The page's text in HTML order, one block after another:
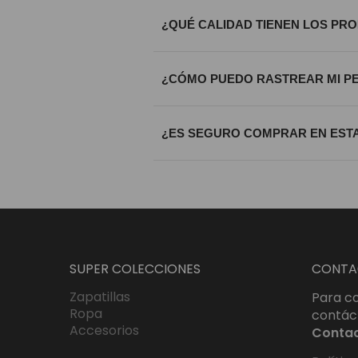
¿QUÉ CALIDAD TIENEN LOS
calidad riguroso antes de ser
¿CÓMO PUEDO RASTREAR MI
que sepas exactamente dónde se
¿ES SEGURO COMPRAR EN
SUPER COLECCIONES
Zapatillas
Ropa
Accesorios
Para